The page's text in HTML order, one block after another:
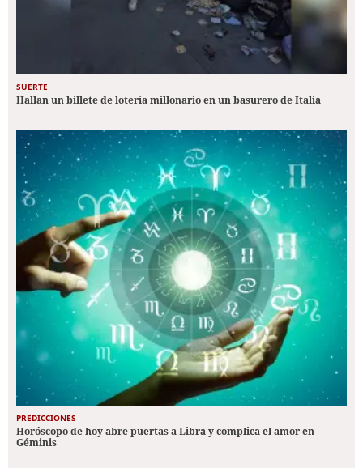
SUERTE
Hallan un billete de lotería millonario en un basurero de Italia
PREDICCIONES
Horóscopo de hoy abre puertas a Libra y complica el amor en
Géminis